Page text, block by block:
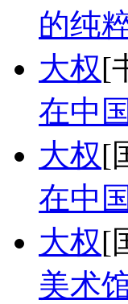
的纯
大权[
在中
大权[
在中
大权[
美术